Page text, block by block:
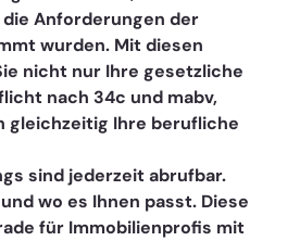
Anforderungen der
wurden. Mit diesen
nicht nur Ihre gesetzliche
nach 34c und mabv,
gleichzeitig Ihre berufliche
sind jederzeit abrufbar.
wo es Ihnen passt. Diese
für Immobilienprofis mit